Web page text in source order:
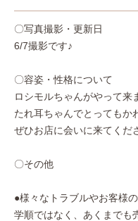
〇写真撮影・更新日
6/7撮影です♪
〇容姿・性格について
ロシモルちゃんがやって来
たれ耳ちゃんでとっても
ぜひお店に会いに来てくだ
〇その他
●様々なトラブルやお客様
学順ではなく、あくまでも